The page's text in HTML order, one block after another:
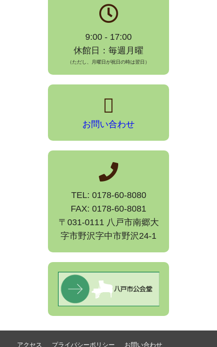
9:00 - 17:00
休館日：毎週月曜
（ただし、月曜日が祝日の時は翌日）
お問い合わせ
TEL: 0178-60-8080
FAX: 0178-60-8081
〒031-0111 八戸市南郷大
字市野沢字中市野沢24-1
アクセス プライバシーポリシー お問い合わせ